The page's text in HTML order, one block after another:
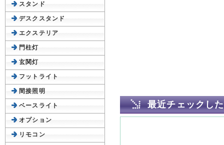
最近チェックし
スタンド
デスクスタンド
エクステリア
門柱灯
玄関灯
フットライト
間接照明
ベースライト
オプション
リモコン